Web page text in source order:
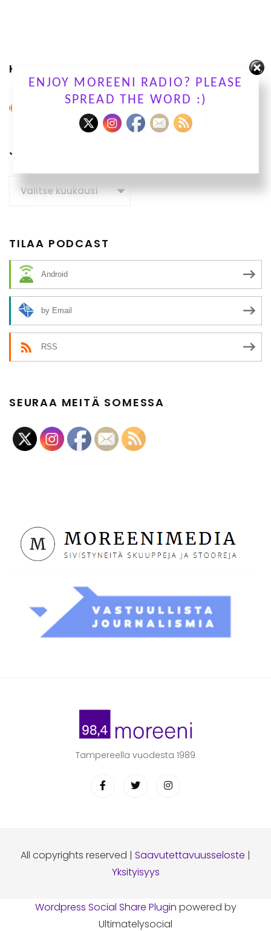
KUUNTELE OHJELMIAMME
JUTTUARKISTO
TILAA PODCAST
Android
by Email
RSS
SEURAA MEITÄ SOMESSA
Tampereella vuodesta 1989
All copyrights reserved | Saavutettavuusseloste |
Yksityisyys
Wordpress Social Share Plugin powered by
Ultimatelysocial
ENJOY MOREENI RADIO? PLEASE
SPREAD THE WORD :)